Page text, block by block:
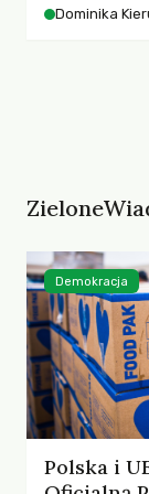
Dominika
Polska i
Demokracja